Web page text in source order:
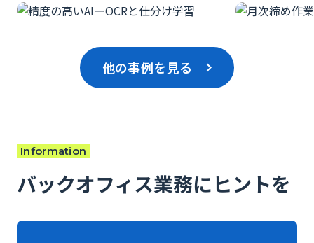
他の事例を見る
Information
バックオフィス業務にヒントを